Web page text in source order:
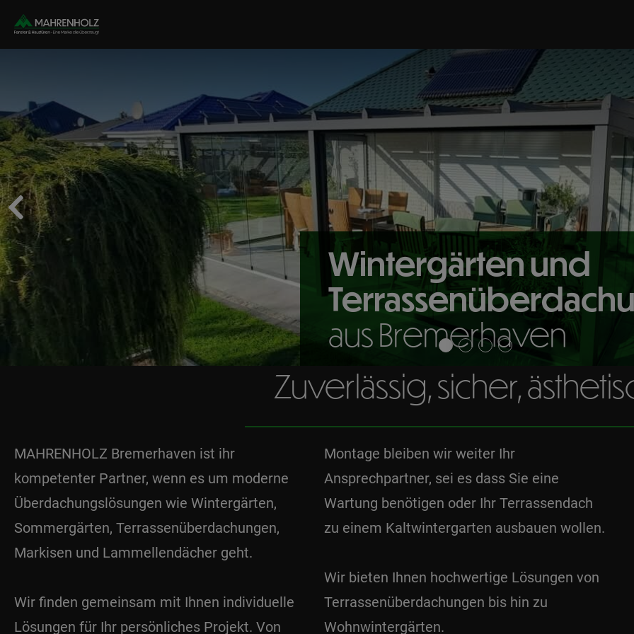
Wintergärten und
aus Bremerhaven
Zuverlässig, sicher,
MAHRENHOLZ Bremerhaven ist ihr
kompetenter Partner, wenn es um moderne
Überdachungslösungen wie Wintergärten,
Sommergärten, Terrassenüberdachungen,
Markisen und Lammellendächer geht.
Wir finden gemeinsam mit Ihnen individuelle
Lösungen für Ihr persönliches Projekt. Von
Montage bleiben wir weiter Ihr
Ansprechpartner, sei es dass Sie eine
Wartung benötigen oder Ihr Terrassendach
zu einem Kaltwintergarten ausbauen wollen.
Wir bieten Ihnen hochwertige Lösungen von
Terrassenüberdachungen bis hin zu
Wohnwintergärten.